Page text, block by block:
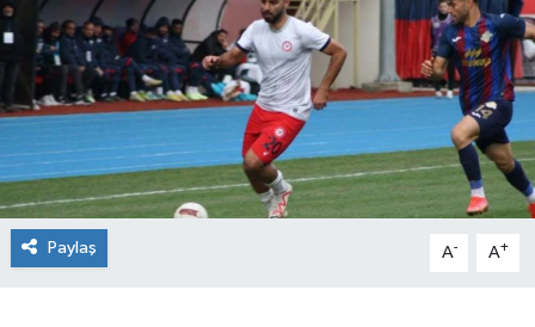
Paylaş A- A+
Siyaset
SPOR
YAŞAM
Zonguldak